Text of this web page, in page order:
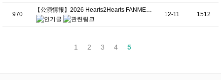
970
【公演情報】2026 Hearts2Hearts FANME…
12-11 1512
1 2 3 4 5